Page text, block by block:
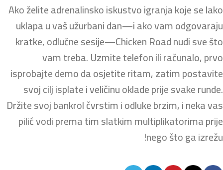
Ako želite adrenalinsko iskustvo igranja koje se lako
uklapa u vaš užurbani dan—i ako vam odgovaraju
kratke, odlučne sesije—Chicken Road nudi sve što
vam treba. Uzmite telefon ili računalo, prvo
isprobajte demo da osjetite ritam, zatim postavite
svoj cilj isplate i veličinu oklade prije svake runde.
Držite svoj bankrol čvrstim i odluke brzim, i neka vas
pilić vodi prema tim slatkim multiplikatorima prije
nego što ga izrežu!